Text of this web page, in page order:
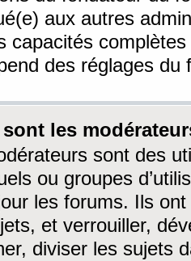
aux autres
capacités
des réglages du
sont les
sont des
ou groupes
les forums. Ils ont
et verrouiller,
diviser les sujets